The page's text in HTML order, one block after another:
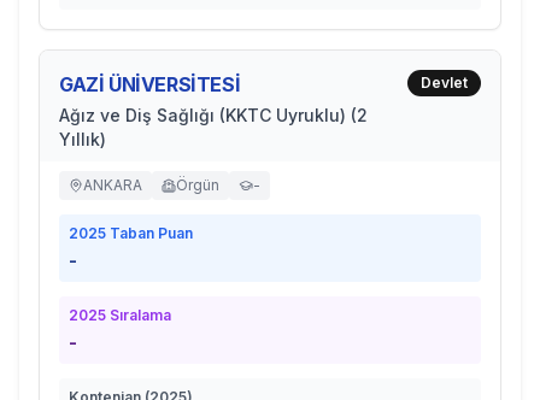
GAZİ ÜNİVERSİTESİ
Ağız ve Diş Sağlığı (KKTC Uyruklu) (2
Yıllık)
Devlet
ANKARA Örgün -
2025 Taban Puan
-
2025 Sıralama
-